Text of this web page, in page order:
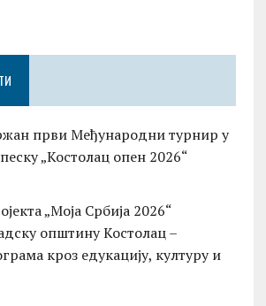
први Међународни турнир у
„Костолац опен 2026“
„Моја Србија 2026“
општину Костолац –
кроз едукацију, културу и